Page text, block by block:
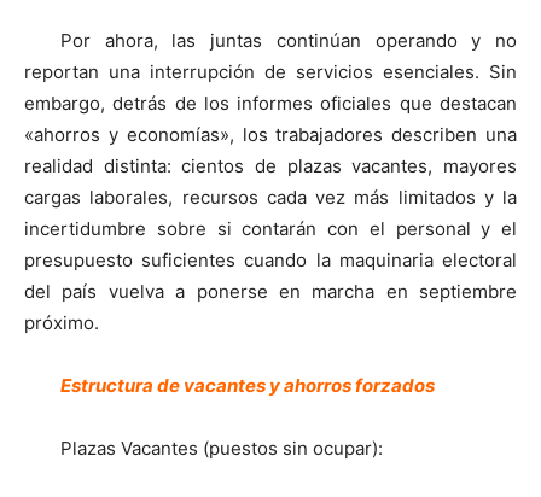
Por ahora, las juntas continúan operando y no
reportan una interrupción de servicios esenciales. Sin
embargo, detrás de los informes oficiales que destacan
«ahorros y economías», los trabajadores describen una
realidad distinta: cientos de plazas vacantes, mayores
cargas laborales, recursos cada vez más limitados y la
incertidumbre sobre si contarán con el personal y el
presupuesto suficientes cuando la maquinaria electoral
del país vuelva a ponerse en marcha en septiembre
próximo.
Estructura de vacantes y ahorros forzados
Plazas Vacantes (puestos sin ocupar):